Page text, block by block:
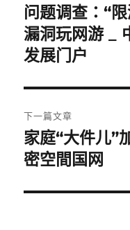
導
覽
一
篇
文
章:
问题调查：“
漏洞玩网游 _
发展门户
下一篇文章
下
一
文
家庭“大件儿”
密空間国网